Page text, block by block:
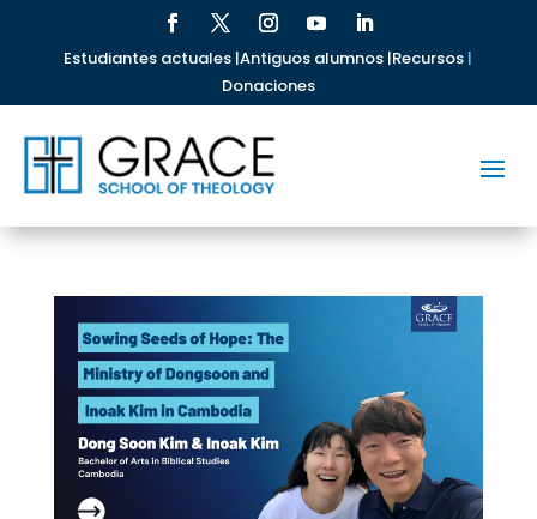
Estudiantes actuales |Antiguos alumnos |Recursos |
Donaciones